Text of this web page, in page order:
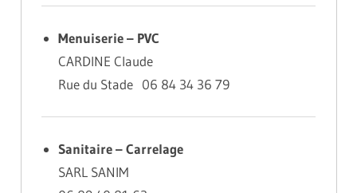
Menuiserie – PVC
CARDINE Claude
Rue du Stade 06 84 34 36 79
Sanitaire – Carrelage
SARL SANIM